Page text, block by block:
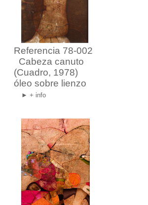
Referencia 78-002
Cabeza canuto
(Cuadro, 1978)
óleo sobre lienzo
► + info